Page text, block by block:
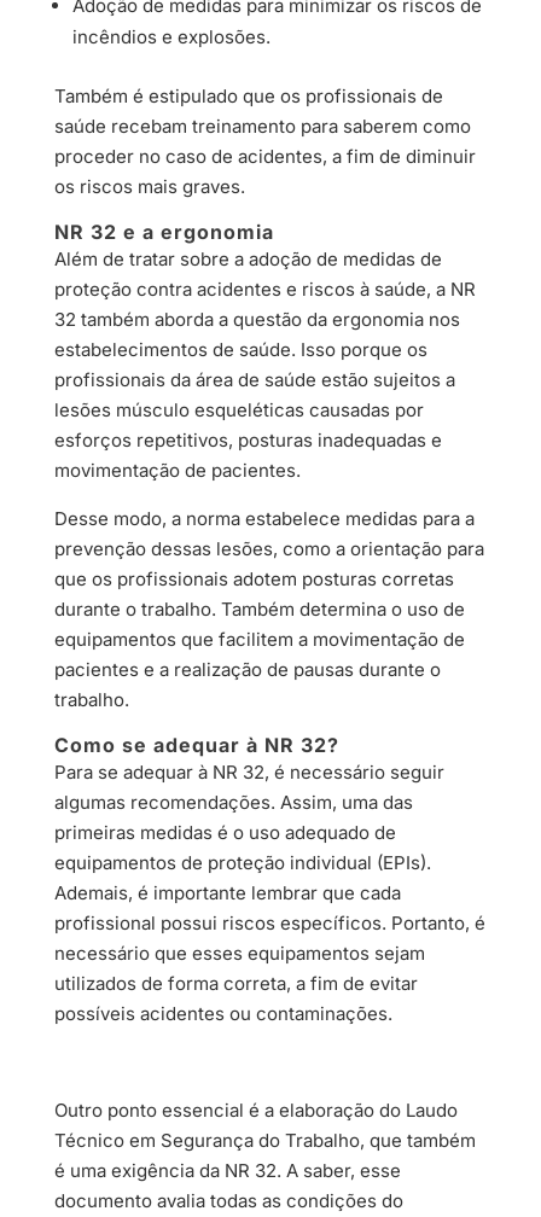
Adoção de medidas para minimizar os riscos de
incêndios e explosões.
Também é estipulado que os profissionais de
saúde recebam treinamento para saberem como
proceder no caso de acidentes, a fim de diminuir
os riscos mais graves.
NR 32 e a ergonomia
Além de tratar sobre a adoção de medidas de
proteção contra acidentes e riscos à saúde, a NR
32 também aborda a questão da ergonomia nos
estabelecimentos de saúde. Isso porque os
profissionais da área de saúde estão sujeitos a
lesões músculo esqueléticas causadas por
esforços repetitivos, posturas inadequadas e
movimentação de pacientes.
Desse modo, a norma estabelece medidas para a
prevenção dessas lesões, como a orientação para
que os profissionais adotem posturas corretas
durante o trabalho. Também determina o uso de
equipamentos que facilitem a movimentação de
pacientes e a realização de pausas durante o
trabalho.
Como se adequar à NR 32?
Para se adequar à NR 32, é necessário seguir
algumas recomendações. Assim, uma das
primeiras medidas é o uso adequado de
equipamentos de proteção individual (EPIs).
Ademais, é importante lembrar que cada
profissional possui riscos específicos. Portanto, é
necessário que esses equipamentos sejam
utilizados de forma correta, a fim de evitar
possíveis acidentes ou contaminações.
Outro ponto essencial é a elaboração do Laudo
Técnico em Segurança do Trabalho, que também
é uma exigência da NR 32. A saber, esse
documento avalia todas as condições do